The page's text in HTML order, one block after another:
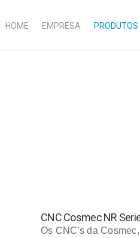
HOME EMPRESA PRODUTOS
CNC Cosmec NR
Os CNC's da